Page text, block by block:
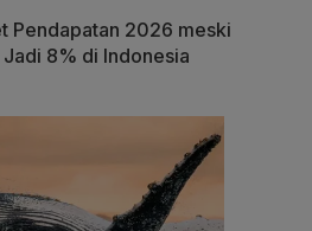
Pendapatan 2026 meski
8% di Indonesia